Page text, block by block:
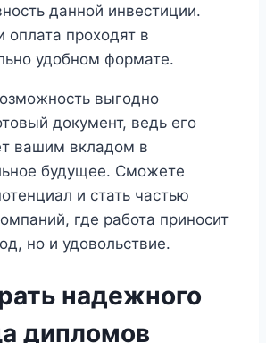
данной инвестиции.
оплата проходят в
удобном формате.
выгодно
документ, ведь его
вашим вкладом в
будущее. Сможете
и стать частью
где работа приносит
но и удовольствие.
надежного
дипломов